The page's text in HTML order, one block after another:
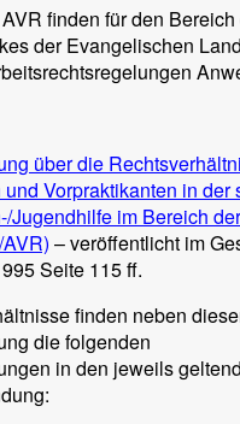
finden für den
der Evangelischen
über die
Vorpraktikanten in der
Jugendhilfe im Bereich
– veröffentlicht im
Seite 115 ff.
finden neben
die folgenden
in den jeweils